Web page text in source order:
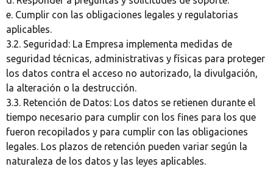
e. Cumplir con las obligaciones legales y regulatorias
aplicables.
3.2. Seguridad: La Empresa implementa medidas de
seguridad técnicas, administrativas y físicas para proteger
los datos contra el acceso no autorizado, la divulgación,
la alteración o la destrucción.
3.3. Retención de Datos: Los datos se retienen durante el
tiempo necesario para cumplir con los fines para los que
fueron recopilados y para cumplir con las obligaciones
legales. Los plazos de retención pueden variar según la
naturaleza de los datos y las leyes aplicables.